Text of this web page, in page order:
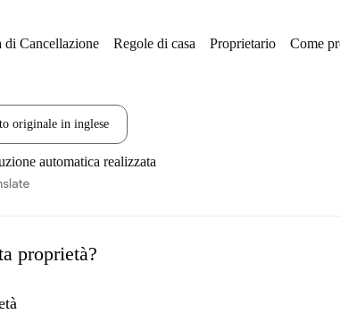
di Cancellazione Regole di casa Proprietario Come
originale in inglese
automatica realizzata
proprietà?